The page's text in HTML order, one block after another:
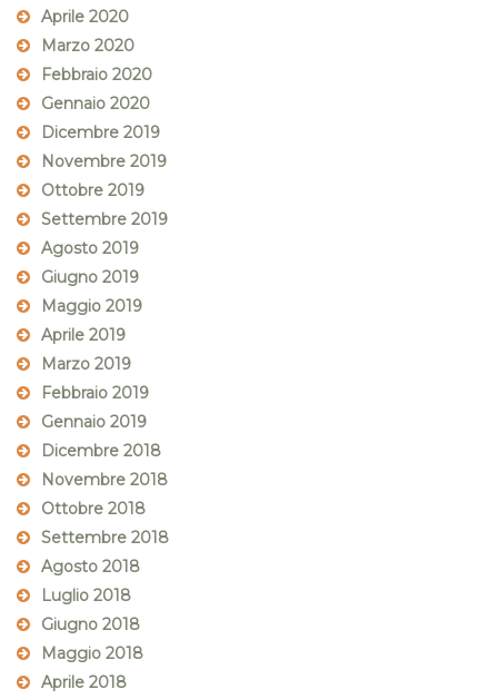
Aprile 2020
Marzo 2020
Febbraio 2020
Gennaio 2020
Dicembre 2019
Novembre 2019
Ottobre 2019
Settembre 2019
Agosto 2019
Giugno 2019
Maggio 2019
Aprile 2019
Marzo 2019
Febbraio 2019
Gennaio 2019
Dicembre 2018
Novembre 2018
Ottobre 2018
Settembre 2018
Agosto 2018
Luglio 2018
Giugno 2018
Maggio 2018
Aprile 2018